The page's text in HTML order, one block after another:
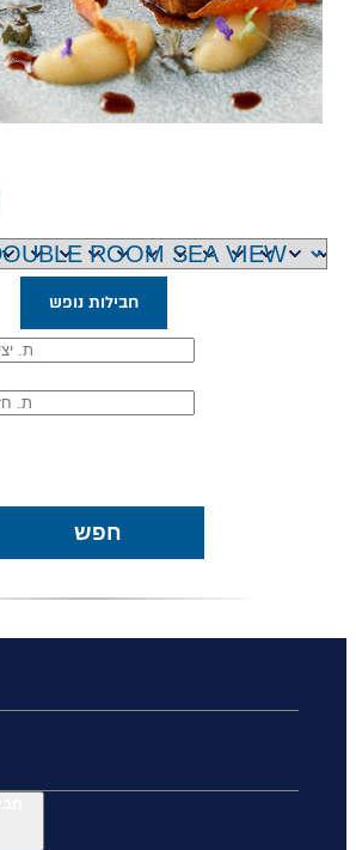
חבילות נופש
חפש